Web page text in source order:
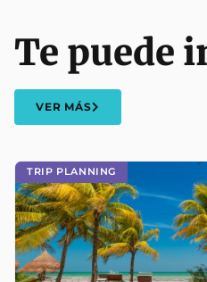
TRIP PLANNING
Te puede
VER MÁS